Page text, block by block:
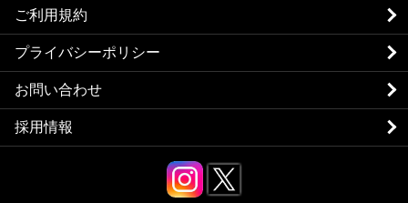
ご利用規約
プライバシーポリシー
お問い合わせ
採用情報